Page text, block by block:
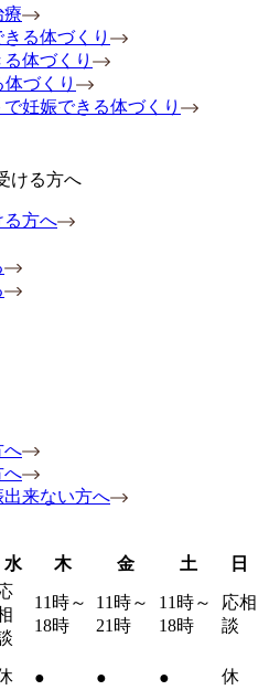
療
る体づくり
体づくり
づくり
妊娠できる体づくり
ける方へ
る方へ
へ
へ
来ない方へ
水 木 金 土 日
11時～
18時
11時～
21時
11時～
18時
応相
談
● ● ● 休